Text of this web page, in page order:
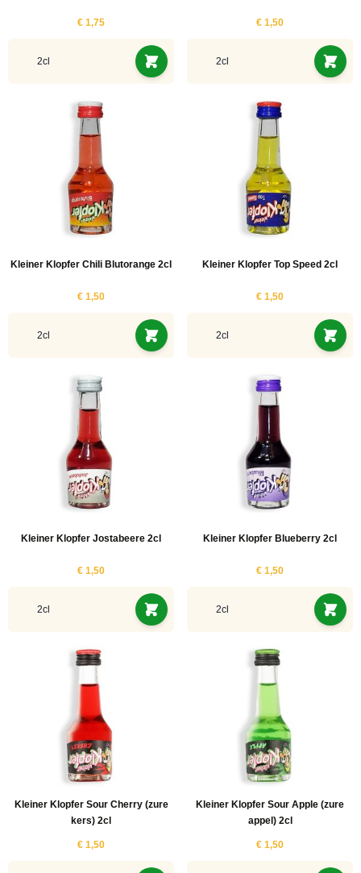
€ 1,75
2cl
€ 1,50
2cl
Kleiner Klopfer Chili Blutorange 2cl
€ 1,50
2cl
Kleiner Klopfer Top Speed 2cl
€ 1,50
2cl
Kleiner Klopfer Jostabeere 2cl
€ 1,50
2cl
Kleiner Klopfer Blueberry 2cl
€ 1,50
2cl
Kleiner Klopfer Sour Cherry (zure
kers) 2cl
€ 1,50
Kleiner Klopfer Sour Apple (zure
appel) 2cl
€ 1,50